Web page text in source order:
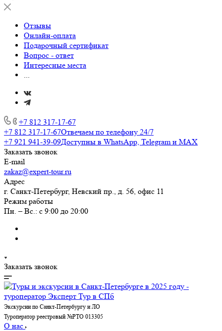
Отзывы
Онлайн-оплата
Подарочный сертификат
Вопрос - ответ
Интересные места
...
+7 812 317-17-67
+7 812 317-17-67Отвечаем по телефону 24/7
+7 921 941-39-09Доступны в WhatsApp, Telegram и MAX
Заказать звонок
E-mail
zakaz@expert-tour.ru
Адрес
г. Санкт-Петербург, Невский пр., д. 56, офис 11
Режим работы
Пн. – Вс.: с 9:00 до 20:00
Заказать звонок
Экскурсии по Санкт-Петербургу и ЛО
Туроператор реестровый №РТО 013305
О нас